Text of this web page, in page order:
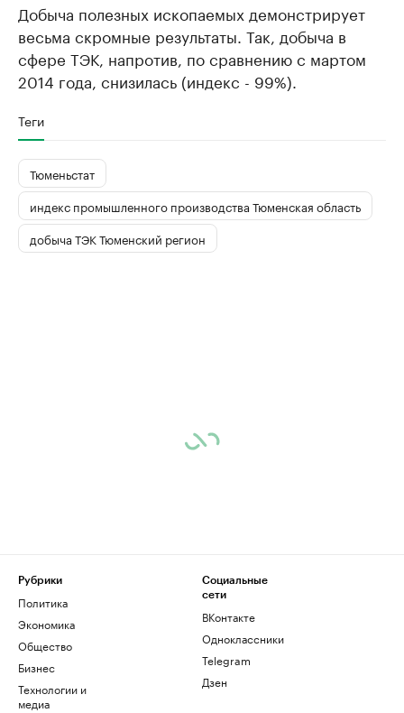
Добыча полезных ископаемых демонстрирует
весьма скромные результаты. Так, добыча в
сфере ТЭК, напротив, по сравнению с мартом
2014 года, снизилась (индекс - 99%).
Теги
Тюменьстат
индекс промышленного производства Тюменская область
добыча ТЭК Тюменский регион
Рубрики
Политика
Экономика
Общество
Бизнес
Технологии и
медиа
Социальные
сети
ВКонтакте
Одноклассники
Telegram
Дзен